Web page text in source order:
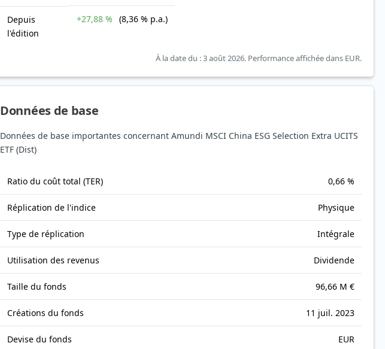
Depuis
l'édition
+27,88 % (8,36 % p.a.)
À la date du : 3 août 2026. Performance affichée dans EUR.
Données de base
Données de base importantes concernant Amundi MSCI China ESG Selection Extra UCITS
ETF (Dist)
Ratio du coût total (TER) 0,66 %
Réplication de l'indice Physique
Type de réplication Intégrale
Utilisation des revenus Dividende
Taille du fonds 96,66 M €
Créations du fonds 11 juil. 2023
Devise du fonds EUR